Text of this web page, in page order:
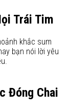
Trái Tim
khắc sum
bạn nói lời yêu
Đóng Chai